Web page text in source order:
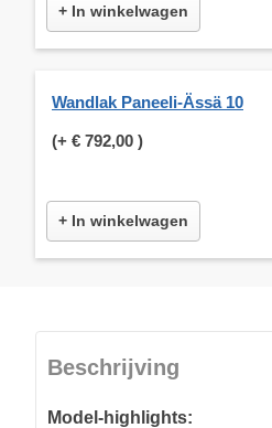
+ In winkelwagen
Wandlak Paneeli-Ässä 10
(+ € 792,00 )
+ In winkelwagen
Beschrijving
Model-highlights: